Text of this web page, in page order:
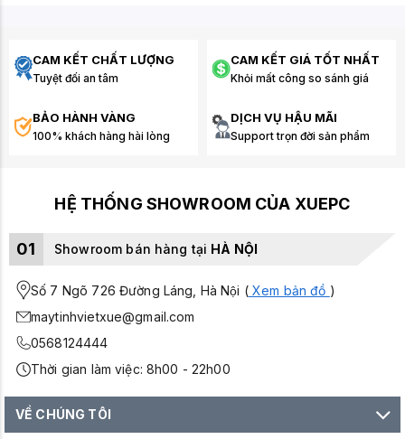
CAM KẾT CHẤT LƯỢNG
Tuyệt đối an tâm
CAM KẾT GIÁ TỐT NHẤT
Khỏi mất công so sánh giá
BẢO HÀNH VÀNG
100% khách hàng hài lòng
DỊCH VỤ HẬU MÃI
Support trọn đời sản phẩm
HỆ THỐNG SHOWROOM CỦA XUEPC
01 Showroom bán hàng tại HÀ NỘI
Số 7 Ngõ 726 Đường Láng, Hà Nội (Xem bản đồ )
maytinhvietxue@gmail.com
0568124444
Thời gian làm việc: 8h00 - 22h00
VỀ CHÚNG TÔI